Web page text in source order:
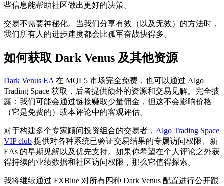
些信息能帮助社区做出更好的决策。
交易不需要神秘化。当我们分享有效（以及无效）的方法时，
我们所有人的进步速度都会比孤军奋战快得多。
如何获取 Dark Venus 及其他资源
Dark Venus EA 在 MQL5 市场完全免费，也可以通过 Algo
Trading Space 获取，后者提供额外的资源和交易见解。完全披
露：我们可能会通过链接赚取少量佣金，但这不会影响价格
（它是免费的）或本评论中的客观评估。
对于构建多个专家顾问投资组合的交易者， Algo Trading Space
VIP club 提供对各种系统已验证交易结果的专属访问权限、新
EAs 的早期见解以及优先支持。如果你希望在个人评论之外获
得持续的业绩数据和社区访问权限，那么它值得探索。
我将继续通过 FXBlue 对所有四种 Dark Venus 配置进行公开跟